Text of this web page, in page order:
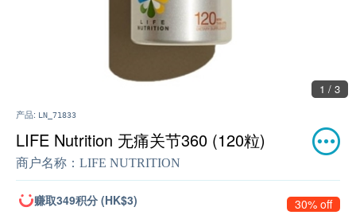
1 / 3
产品: LN_71833
LIFE Nutrition 无痛关节360 (120粒)
商户名称： LIFE NUTRITION
赚取349积分 (HK$3) 30% off